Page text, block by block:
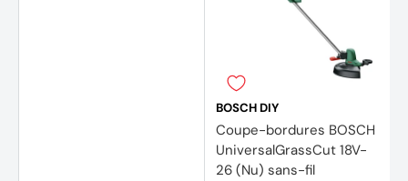
BOSCH DIY
Coupe-bordures BOSCH
UniversalGrassCut 18V-
26 (Nu) sans-fil